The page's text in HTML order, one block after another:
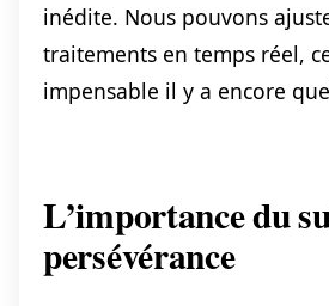
inédite. Nous pouvons
traitements en temps réel,
impensable il y a encore
L’importance du
persévérance